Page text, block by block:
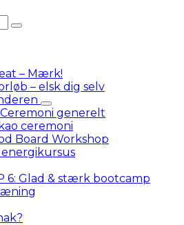
Submit
– Mærk!
– elsk dig selv
generelt
ceremoni
Board Workshop
6: Glad & stærk bootcamp